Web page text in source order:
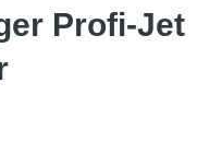
Profi-Jet